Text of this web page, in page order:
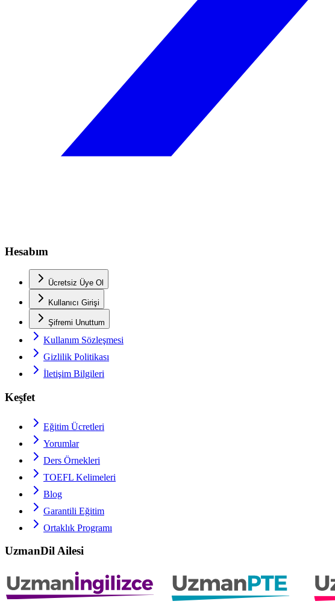
Hesabım
Ücretsiz Üye Ol
Kullanıcı Girişi
Şifremi Unuttum
Kullanım Sözleşmesi
Gizlilik Politikası
İletişim Bilgileri
Keşfet
Eğitim Ücretleri
Yorumlar
Ders Örnekleri
TOEFL Kelimeleri
Blog
Garantili Eğitim
Ortaklık Programı
UzmanDil Ailesi